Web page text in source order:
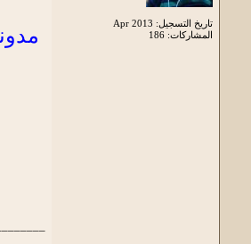
تاريخ التسجيل: Apr 2013
المشاركات: 186